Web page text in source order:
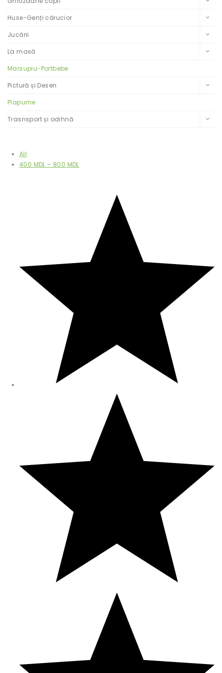
Huse-Genți cărucior
Jucării
La masă
Marsupiu-Portbebe
Pictură și Desen
Plapume
Trasnsport și odihnă
All
400 MDL – 800 MDL